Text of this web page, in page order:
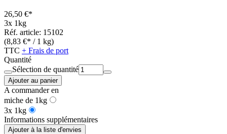
26,50 €*
3x 1kg
Réf. article: 15102
(8,83 €* / 1 kg)
TTC + Frais de port
Quantité
Sélection de quantité
Ajouter au panier
A commander en
miche de 1kg
3x 1kg
Informations supplémentaires
Ajouter à la liste d'envies